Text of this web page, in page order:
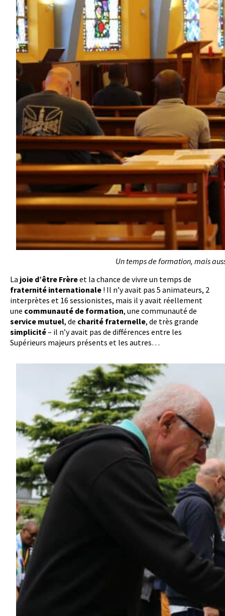
Un temps de formation, mais
La joie d’être Frèreet la chance de vivre un temps de
fraternité internationale ! Il n’y avait pas 5 animateurs, 2
interprètes et 16 sessionistes, mais il y avait réellement
une communauté de formation, une communauté de
service mutuel, de charité fraternelle, de très grande
simplicité– il n’y avait pas de différences entre les
Supérieurs majeurs présents et les autres…